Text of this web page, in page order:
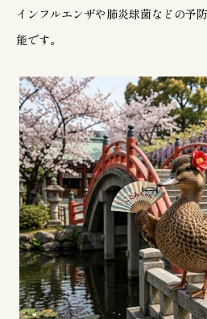
インフルエンザや肺炎球菌などの予
能です。